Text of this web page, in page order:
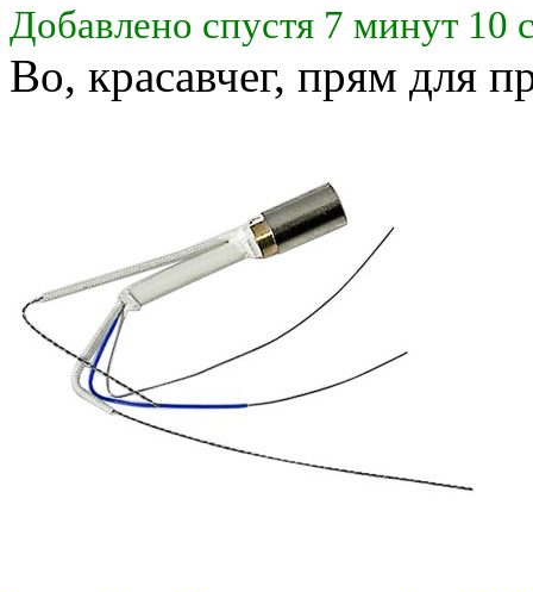
Добавлено спустя 7 минут 10
Во, красавчег, прям для